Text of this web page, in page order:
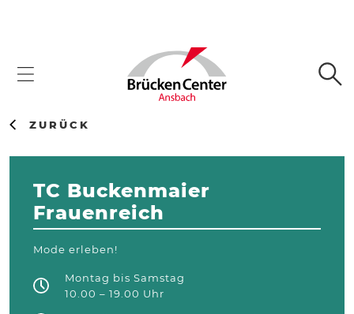
ZURÜCK
TC Buckenmaier
Frauenreich
Mode erleben!
Montag bis Samstag
10.00 – 19.00 Uhr